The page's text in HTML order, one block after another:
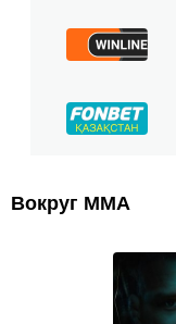
Вокруг ММА